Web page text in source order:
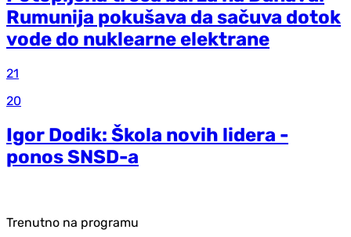
Rumunija pokušava da sačuva dotok
vode do nuklearne elektrane
21
20
Igor Dodik: Škola novih lidera -
ponos SNSD-a
Trenutno na programu